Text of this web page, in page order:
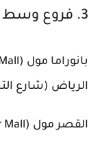
3. فروع وسط وجنوب وغرب الرياض
الرياض (شارع